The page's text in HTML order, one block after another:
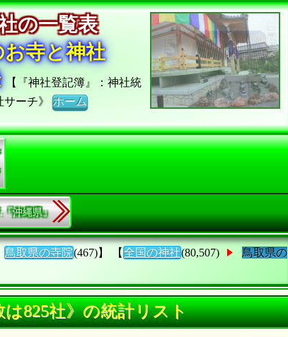
の一覧表
寺と神社
【『神社登記簿』：神社統
サーチ》ホーム
『沖縄県』
鳥取県の寺院(467)】 【 全国の神社(80,507)
鳥取県の
825社》の統計リスト